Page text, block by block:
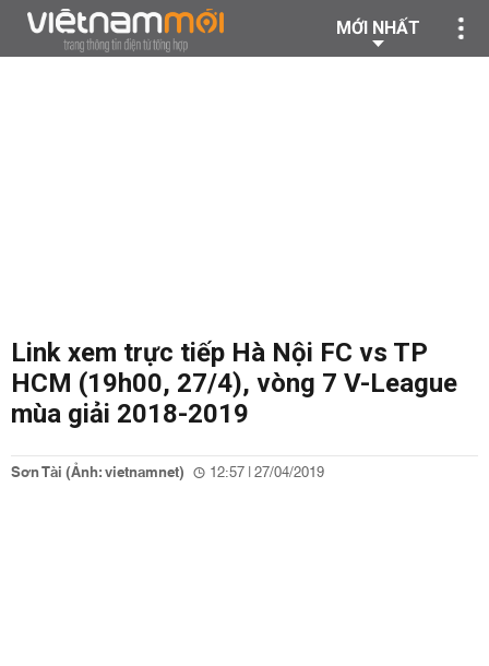
MỚI NHẤT
Link xem trực tiếp Hà Nội FC vs TP
HCM (19h00, 27/4), vòng 7 V-League
mùa giải 2018-2019
Sơn Tài (Ảnh: vietnamnet) 12:57 | 27/04/2019